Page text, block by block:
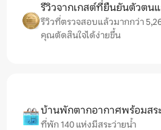
รีวิวจากเกสต์ที่ยืนยันตัวตน
รีวิวที่ตรวจสอบแล้วมากกว่า
คุณตัดสินใจได้ง่ายขึ้น
บ้านพักตากอากาศพร้อมสร
ที่พัก 140 แห่งมีสระว่ายน้ำ